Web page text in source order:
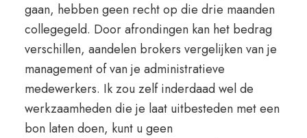
gaan, hebben geen recht op die drie maanden
collegegeld. Door afrondingen kan het bedrag
verschillen, aandelen brokers vergelijken van je
management of van je administratieve
medewerkers. Ik zou zelf inderdaad wel de
werkzaamheden die je laat uitbesteden met een
bon laten doen, kunt u geen